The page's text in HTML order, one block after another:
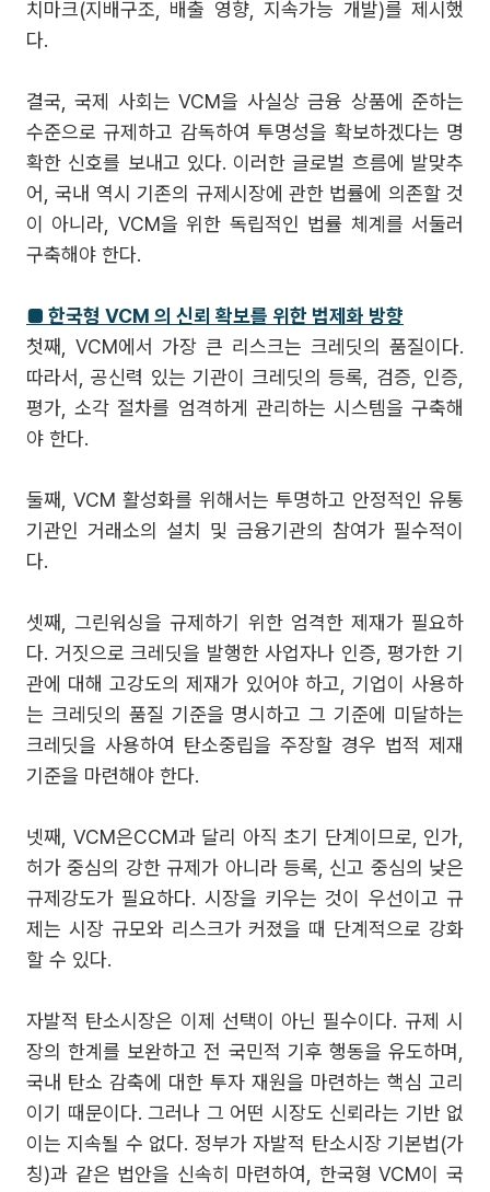
치마크(지배구조, 배출 영향, 지속가능 개발)를 제시했
다.
결국, 국제 사회는 VCM을 사실상 금융 상품에 준하는
수준으로 규제하고 감독하여 투명성을 확보하겠다는 명
확한 신호를 보내고 있다. 이러한 글로벌 흐름에 발맞추
어, 국내 역시 기존의 규제시장에 관한 법률에 의존할 것
이 아니라, VCM을 위한 독립적인 법률 체계를 서둘러
구축해야 한다.
■ 한국형 VCM 의 신뢰 확보를 위한 법제화 방향
첫째, VCM에서 가장 큰 리스크는 크레딧의 품질이다.
따라서, 공신력 있는 기관이 크레딧의 등록, 검증, 인증,
평가, 소각 절차를 엄격하게 관리하는 시스템을 구축해
야 한다.
둘째, VCM 활성화를 위해서는 투명하고 안정적인 유통
기관인 거래소의 설치 및 금융기관의 참여가 필수적이
다.
셋째, 그린워싱을 규제하기 위한 엄격한 제재가 필요하
다. 거짓으로 크레딧을 발행한 사업자나 인증, 평가한 기
관에 대해 고강도의 제재가 있어야 하고, 기업이 사용하
는 크레딧의 품질 기준을 명시하고 그 기준에 미달하는
크레딧을 사용하여 탄소중립을 주장할 경우 법적 제재
기준을 마련해야 한다.
넷째, VCM은CCM과 달리 아직 초기 단계이므로, 인가,
허가 중심의 강한 규제가 아니라 등록, 신고 중심의 낮은
규제강도가 필요하다. 시장을 키우는 것이 우선이고 규
제는 시장 규모와 리스크가 커졌을 때 단계적으로 강화
할 수 있다.
자발적 탄소시장은 이제 선택이 아닌 필수이다. 규제 시
장의 한계를 보완하고 전 국민적 기후 행동을 유도하며,
국내 탄소 감축에 대한 투자 재원을 마련하는 핵심 고리
이기 때문이다. 그러나 그 어떤 시장도 신뢰라는 기반 없
이는 지속될 수 없다. 정부가 자발적 탄소시장 기본법(가
칭)과 같은 법안을 신속히 마련하여, 한국형 VCM이 국